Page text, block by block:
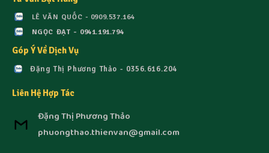
LÊ VĂN QUỐC - 0909.537.164
NGỌC ĐẠT - 0941.191.794
Góp Ý Về Dịch Vụ
Đặng Thị Phương Thảo - 0356.616.204
Liên Hệ Hợp Tác
Đặng Thị Phương Thảo
phuongthao.thienvan@gmail.com